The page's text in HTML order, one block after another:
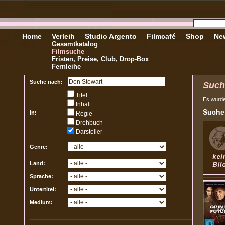
Home Verleih
Gesamtkatalog
Filmsuche
Fristen, Preise, Club, Drop-Box
Fernleihe
Studio Argento Filmcafé Shop
Suche nach:
In:
Titel
Inhalt
Regie
Drehbuch
Darsteller
Genre:
Land:
Sprache:
Untertitel:
Medium:
Es